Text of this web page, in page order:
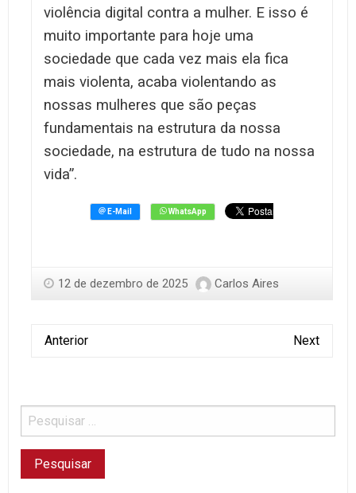
violência digital contra a mulher. E isso é
muito importante para hoje uma
sociedade que cada vez mais ela fica
mais violenta, acaba violentando as
nossas mulheres que são peças
fundamentais na estrutura da nossa
sociedade, na estrutura de tudo na nossa
vida”.
12 de dezembro de 2025 Carlos Aires
Anterior Next